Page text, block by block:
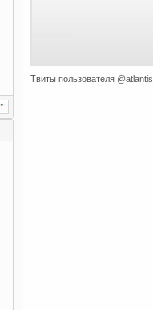
Твиты пользователя